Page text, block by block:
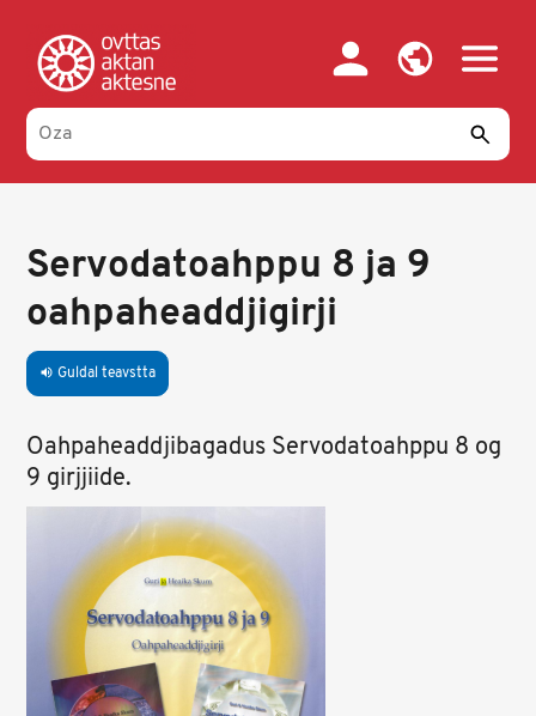
main
content
Servodatoahppu 8 ja 9
oahpaheaddjigirji
volume_up Guldal teavstta
Oahpaheaddjibagadus Servodatoahppu 8 og
9 girjjiide.